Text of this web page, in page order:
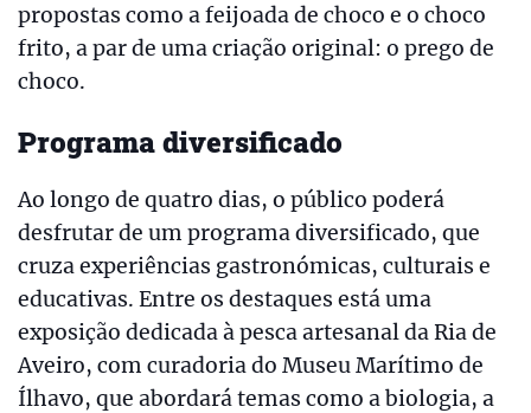
propostas como a feijoada de choco e o choco
frito, a par de uma criação original: o prego de
choco.
Programa diversificado
Ao longo de quatro dias, o público poderá
desfrutar de um programa diversificado, que
cruza experiências gastronómicas, culturais e
educativas. Entre os destaques está uma
exposição dedicada à pesca artesanal da Ria de
Aveiro, com curadoria do Museu Marítimo de
Ílhavo, que abordará temas como a biologia, a